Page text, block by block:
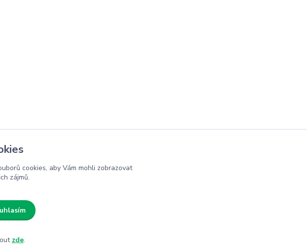
cookies, aby Vám mohli zobrazovat
zájmů.
zde.